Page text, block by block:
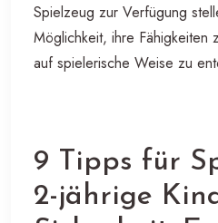
Spielzeug zur Verfügung
Möglichkeit, ihre Fähigkeiten
auf spielerische Weise zu
9 Tipps für
2-jährige